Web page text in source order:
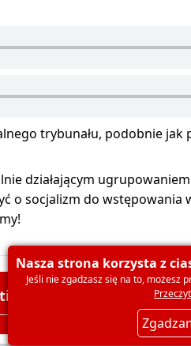
trybunału, podobnie
działającym
o socjalizm do wstępowania
Polski Dla
Nasza strona korzysta z
Jeśli nie zgadzasz się na to, możesz